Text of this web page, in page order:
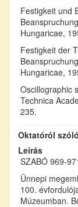
Festigkeit und
Hungaricae,
Festigkeit der
Hungaricae,
Oscillographic
Technica
235.
Oktatóról
Leírás
SZABÓ 969-
Ünnepi
100.
Múzeumban.